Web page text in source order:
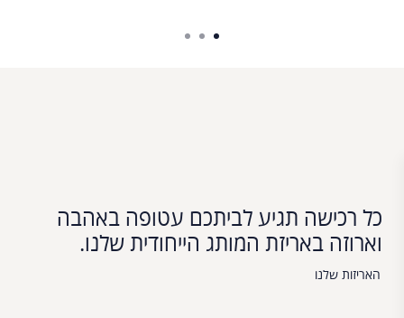
כל רכישה תגיע לביתכם עטופה באהבה
וארוזה באריזת המותג הייחודית שלנו.
האריזות שלנו